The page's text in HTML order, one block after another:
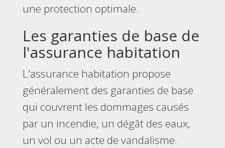
une protection optimale.
Les garanties de base de
l'assurance habitation
L'assurance habitation propose
généralement des garanties de base
qui couvrent les dommages causés
par un incendie, un dégât des eaux,
un vol ou un acte de vandalisme.